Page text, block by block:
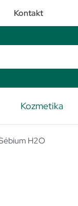
Kontakt
Kozmetika
H2O